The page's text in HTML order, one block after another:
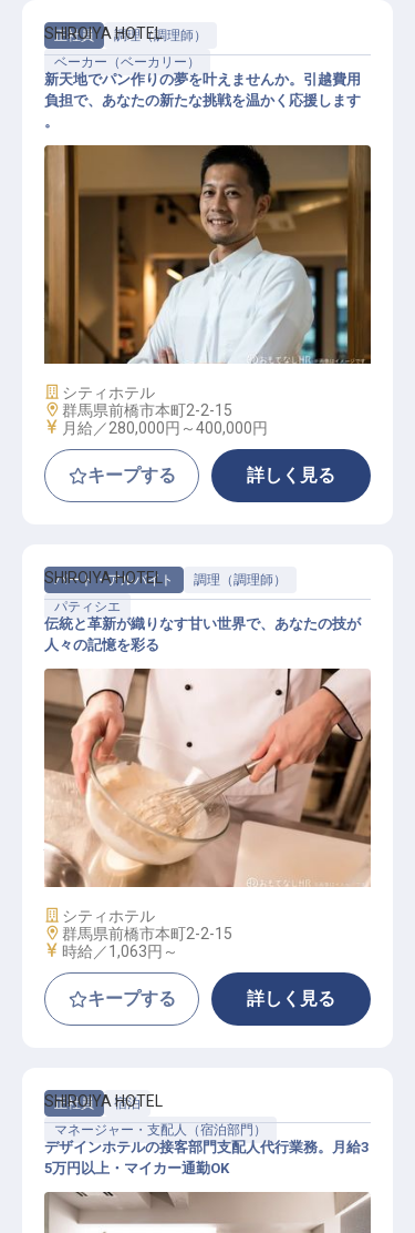
正社員
調理（調理師）
ベーカー（ベーカリー）
パン製造スタッフ
SHIROIYA HOTEL
新天地でパン作りの夢を叶えませんか。引越費用
負担で、あなたの新たな挑戦を温かく応援します
。
施設業態
シティホテル
勤務地
群馬県前橋市本町2-2-15
給与
月給／280,000円～400,000円
キープする 詳しく見る
パート・アルバイト
調理（調理師）
パティシエ
パティシエ
SHIROIYA HOTEL
伝統と革新が織りなす甘い世界で、あなたの技が
人々の記憶を彩る
施設業態
シティホテル
勤務地
群馬県前橋市本町2-2-15
給与
時給／1,063円～
キープする 詳しく見る
正社員
宿泊
マネージャー・支配人（宿泊部門）
SHIROIYA HOTEL
デザインホテルの接客部門支配人代行業務。月給3
5万円以上・マイカー通勤OK